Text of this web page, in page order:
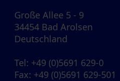
Große Allee 5 - 9
34454 Bad Arolsen
Deutschland
Tel: +49 (0)5691 629-0
Fax: +49 (0)5691 629-501